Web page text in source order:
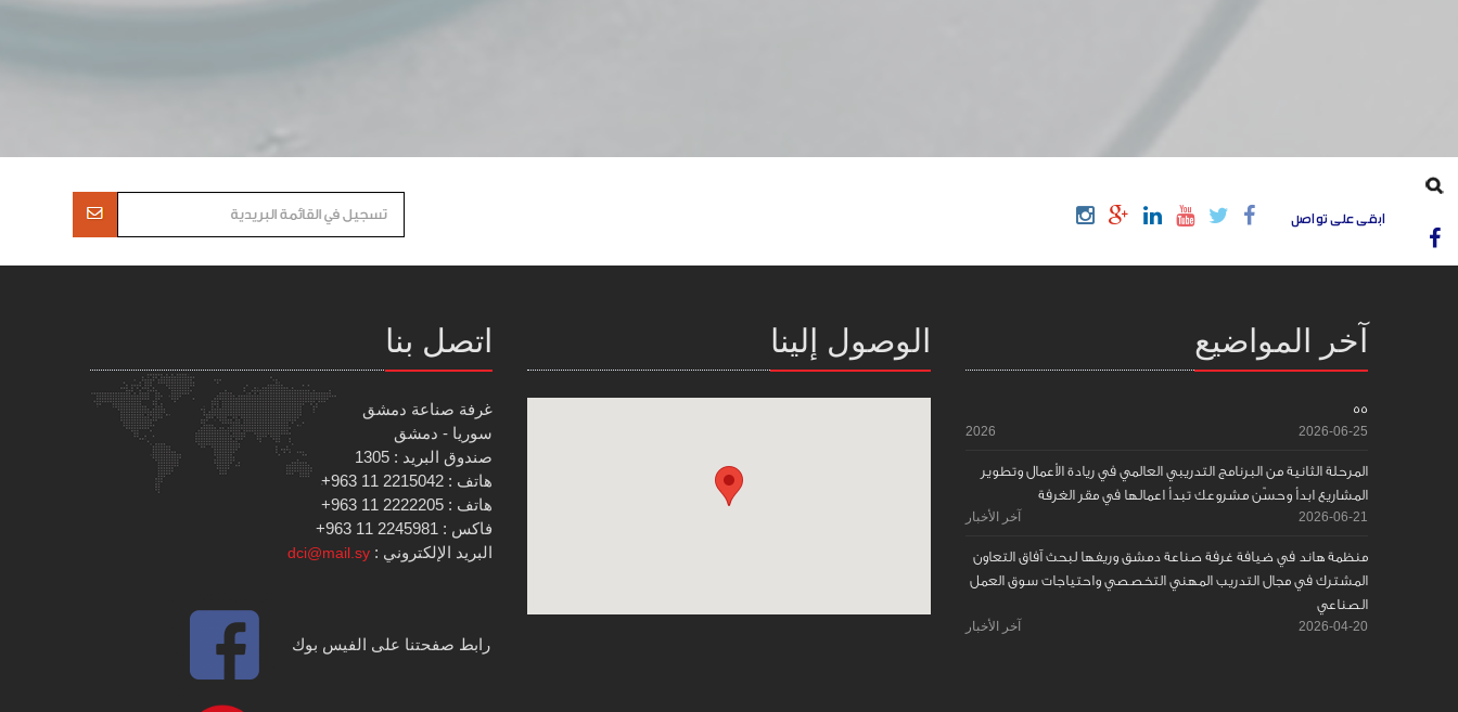
ابقى على تواصل
آخر المواضيع
55
2026-06-25
2026
المرحلة الثانية من البرنامج التدريبي العالمي في ريادة الأعمال وتطوير
المشاريع ابدأ وحسّن مشروعك تبدأ اعمالها في مقر الغرفة
2026-06-21 آخر الأخبار
منظمة هاند في ضيافة غرفة صناعة دمشق وريفها لبحث آفاق التعاون
المشترك في مجال التدريب المهني التخصصي واحتياجات سوق العمل
الصناعي
2026-04-20 آخر الأخبار
الوصول إلينا اتصل بنا
غرفة صناعة دمشق
سوريا - دمشق
صندوق البريد : 1305
هاتف : 2215042 11 963+
هاتف : 2222205 11 963+
فاكس : 2245981 11 963+
البريد الإلكتروني : dci@mail.sy
رابط صفحتنا على الفيس بوك